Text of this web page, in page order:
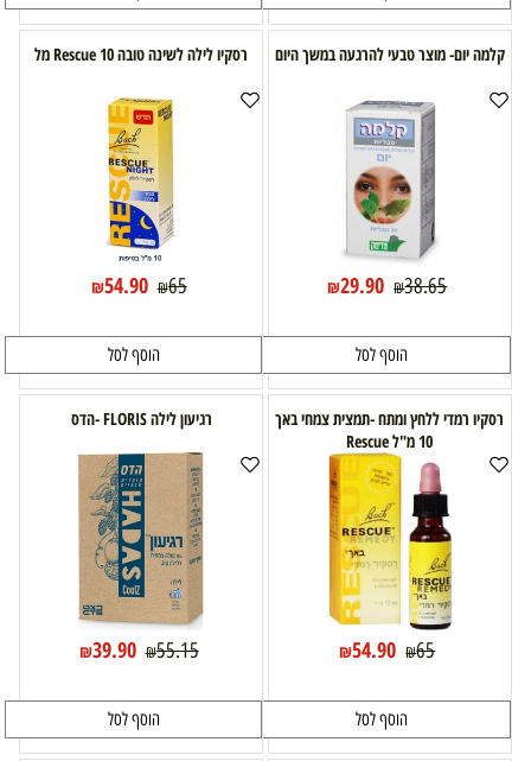
קלמה יום- מוצר טבעי להרגעה במשך היום
₪38.65
₪29.90
הוסף לסל
רסקיו לילה לשינה טובה Rescue 10 מל
₪65
₪54.90
הוסף לסל
רסקיו רמדי ללחץ ומתח -תמצית צמחי באך
10 מ"ל Rescue
₪65
₪54.90
הוסף לסל
רגיעון לילה FLORIS -הדס
₪55.15
₪39.90
הוסף לסל